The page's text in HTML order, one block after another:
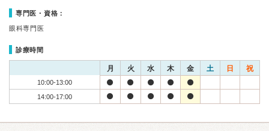
専門医・資格：
眼科専門医
診療時間
月 火 水 木 金 土 日 祝
10:00-13:00
14:00-17:00